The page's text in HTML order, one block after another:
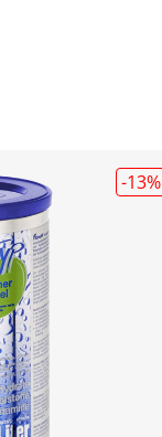
-13%